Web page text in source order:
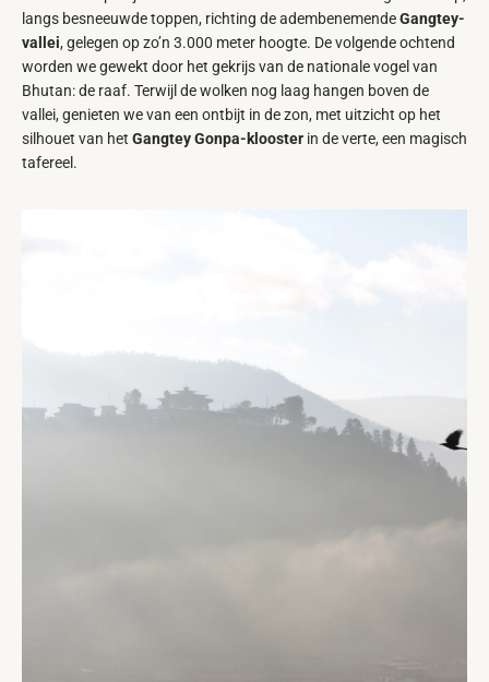
langs besneeuwde toppen, richting de adembenemendeGangtey-
vallei, gelegen op zo’n 3.000 meter hoogte. De volgende ochtend
worden we gewekt door het gekrijs van de nationale vogel van
Bhutan: de raaf. Terwijl de wolken nog laag hangen boven de
vallei, genieten we van een ontbijt in de zon, met uitzicht op het
silhouet van het Gangtey Gonpa-klooster in de verte, een magisch
tafereel.